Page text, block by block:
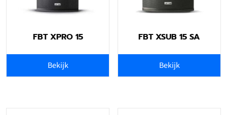
FBT XPRO 15
Bekijk
FBT XSUB 15 SA
Bekijk